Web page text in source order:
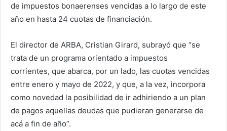
de impuestos bonaerenses vencidas a lo largo de este
año en hasta 24 cuotas de financiación.
El director de ARBA, Cristian Girard, subrayó que “se
trata de un programa orientado a impuestos
corrientes, que abarca, por un lado, las cuotas vencidas
entre enero y mayo de 2022, y que, a la vez, incorpora
como novedad la posibilidad de ir adhiriendo a un plan
de pagos aquellas deudas que pudieran generarse de
acá a fin de año”.